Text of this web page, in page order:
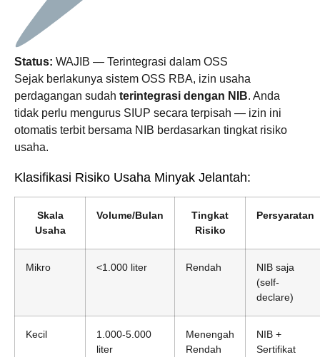
Status: WAJIB — Terintegrasi dalam OSS
Sejak berlakunya sistem OSS RBA, izin usaha
perdagangan sudah terintegrasi dengan NIB. Anda
tidak perlu mengurus SIUP secara terpisah — izin ini
otomatis terbit bersama NIB berdasarkan tingkat risiko
usaha.
Klasifikasi Risiko Usaha Minyak Jelantah:
Skala
Usaha
Volume/Bulan
Tingkat
Risiko
Persyaratan
Mikro <1.000 liter Rendah
NIB saja
(self-
declare)
Kecil
1.000-5.000
liter
Menengah
Rendah
NIB +
Sertifikat